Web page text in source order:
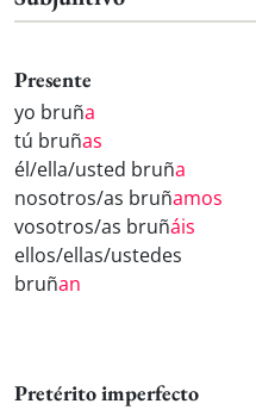
Presente
yo bruña
tú bruñas
él/ella/usted bruña
nosotros/as bruñamos
vosotros/as bruñáis
ellos/ellas/ustedes
bruñan
Pretérito imperfecto